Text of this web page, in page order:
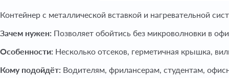
Контейнер с металлической вставкой и нагревательной
Зачем нужен: Позволяет обойтись без микроволновки в
Особенности: Несколько отсеков, герметичная крышка,
Кому подойдёт: Водителям, фрилансерам, студентам,